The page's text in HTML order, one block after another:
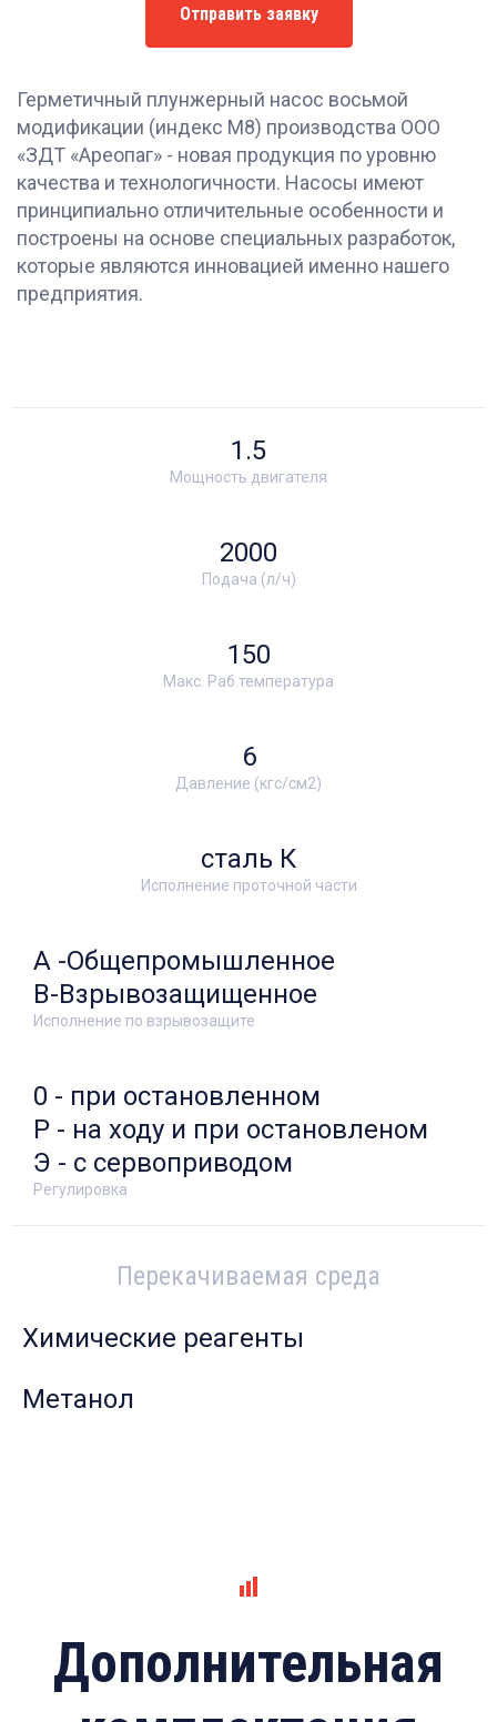
Отправить заявку
Герметичный плунжерный насос восьмой
модификации (индекс М8) производства ООО
«ЗДТ «Ареопаг» - новая продукция по уровню
качества и технологичности. Насосы имеют
принципиально отличительные особенности и
построены на основе специальных разработок,
которые являются инновацией именно нашего
предприятия.
Мощность двигателя
1.5
Подача (л/ч)
2000
Макс. Раб.температура
150
Давление (кгс/см2)
6
Исполнение проточной части
сталь К
Исполнение по взрывозащите
А -Общепромышленное
В-Взрывозащищенное
Регулировка
0 - при остановленном
Р - на ходу и при остановленом
Э - с сервоприводом
Перекачиваемая среда
Химические реагенты
Метанол
Дополнительная